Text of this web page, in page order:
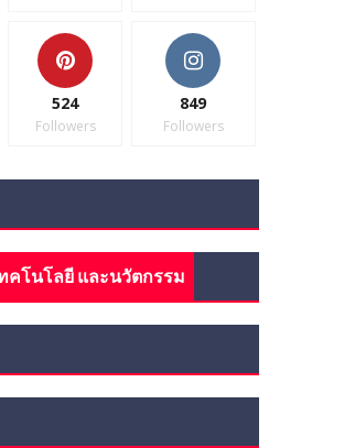
524
Followers
849
Followers
คโนโลยี และนวัตกรรม